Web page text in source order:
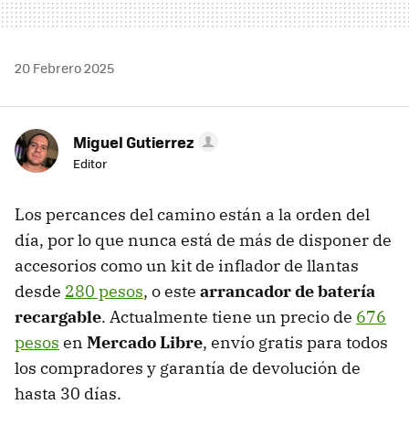
20 Febrero 2025
Miguel Gutierrez
Editor
Los percances del camino están a la orden del
día, por lo que nunca está de más de disponer de
accesorios como un kit de inflador de llantas
desde 280 pesos, o este arrancador de batería
recargable. Actualmente tiene un precio de 676
pesos en Mercado Libre, envío gratis para todos
los compradores y garantía de devolución de
hasta 30 días.